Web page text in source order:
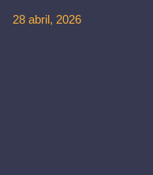
28 abril, 2026